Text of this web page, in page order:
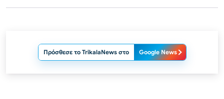
Πρόσθεσε το TrikalaNews στο Google News